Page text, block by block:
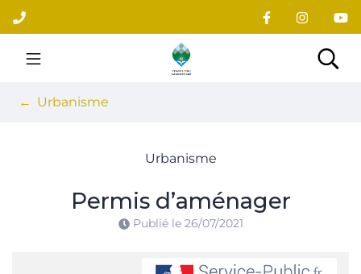
Aller
au
contenu
Site officiel du village
Urbanisme
Urbanisme
Permis d’aménager
Publié le 26/07/2021